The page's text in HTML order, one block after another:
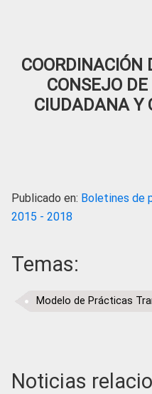
COORDINACIÓN
CONSEJO DE
CIUDADANA Y
Publicado en: Boletines de
2015 - 2018
Temas:
Modelo de Prácticas
Noticias